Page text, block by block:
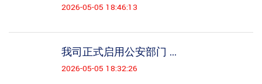
2026-05-05 18:46:13
我司正式启用公安部门 ...
2026-05-05 18:32:26